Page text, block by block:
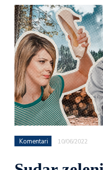
Komentari 10/06/2022